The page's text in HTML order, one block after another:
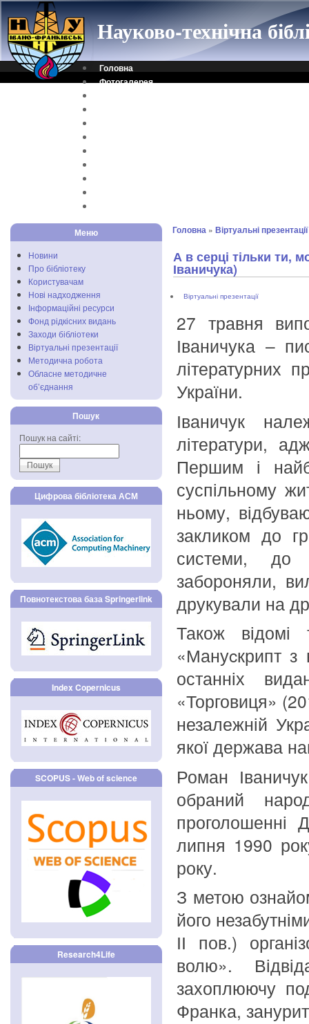
Науково-технічна
Головна
Фотогалерея
Меню
Новини
Про бібліотеку
Користувачам
Нові надходження
Інформаційні ресурси
Фонд рідкісних видань
Заходи бібліотеки
Віртуальні презентації
Методична робота
Обласне методичне
об’єднання
Пошук
Пошук на сайті:
Цифрова бібліотека АСМ
Повнотекстова база Springerlink
Index Copernicus
SCOPUS - Web of science
Research4Life
Головна » Віртуальні презентації
А в серці тільки ти,
Іваничука)
Віртуальні презентації
27 травня
Іваничука –
літературних
України.
Іваничук
літератури,
Першим і
суспільному
ньому,
закликом до
системи, до
забороняли,
друкували на
Також
«Мануcкрипт з
останніх
«Торговиця»
незалежній
якої держава
Роман
обраний
проголошенні
липня 1990
року.
З метою
його
ІІ пов.)
волю».
захоплюючу
Франка,